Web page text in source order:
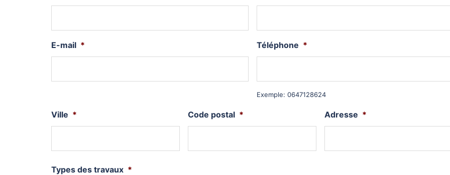
E-mail * Téléphone *
Exemple: 0647128624
Ville * Code postal * Adresse *
Types des travaux *